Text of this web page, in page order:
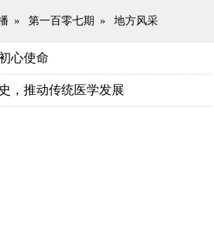
» 第一百零七期 » 地方风采
心使命
，推动传统医学发展